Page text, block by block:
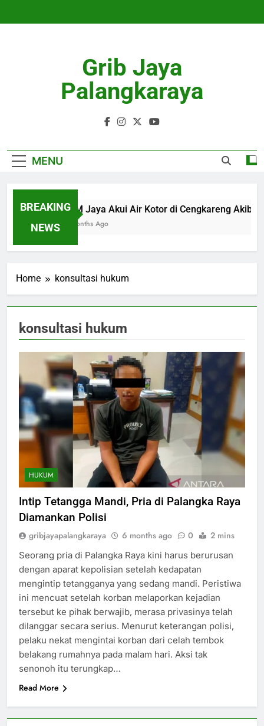
Grib Jaya
Palangkaraya
MENU
BREAKING
NEWS
PAM Jaya Akui Air Kotor di Cengkareng
4 Months Ago
Home konsultasi hukum
konsultasi hukum
HUKUM
Intip Tetangga Mandi, Pria di Palangka Raya
Diamankan Polisi
gribjayapalangkaraya 6 months ago 0 2 mins
Seorang pria di Palangka Raya kini harus berurusan
dengan aparat kepolisian setelah kedapatan
mengintip tetangganya yang sedang mandi. Peristiwa
ini mencuat setelah korban melaporkan kejadian
tersebut ke pihak berwajib, merasa privasinya telah
dilanggar secara serius. Menurut keterangan polisi,
pelaku nekat mengintai korban dari celah tembok
belakang rumahnya pada malam hari. Aksi tak
senonoh itu terungkap…
Read More